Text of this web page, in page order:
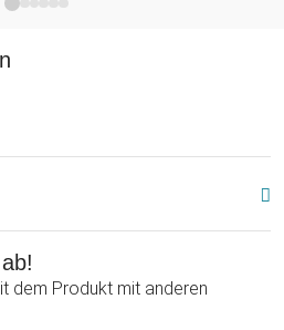
Natürlich können sich
auch einfach selber
dem Produkt mit anderen